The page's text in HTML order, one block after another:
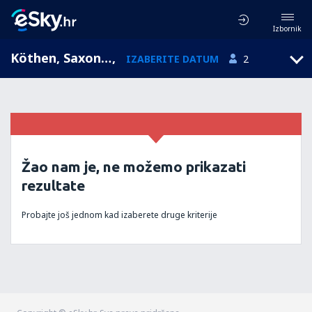
Izbornik
Köthen, Saxony-Anhalt, Njemačka, IZABERITE DATUM 2
Žao nam je, ne možemo prikazati
rezultate
Probajte još jednom kad izaberete druge kriterije